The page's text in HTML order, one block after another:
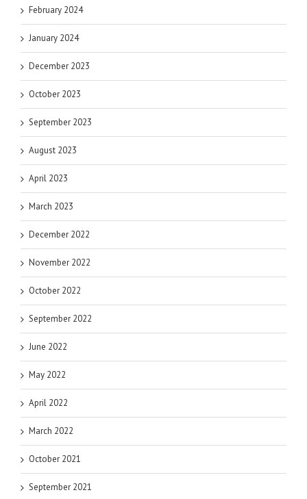
February 2024
January 2024
December 2023
October 2023
September 2023
August 2023
April 2023
March 2023
December 2022
November 2022
October 2022
September 2022
June 2022
May 2022
April 2022
March 2022
October 2021
September 2021